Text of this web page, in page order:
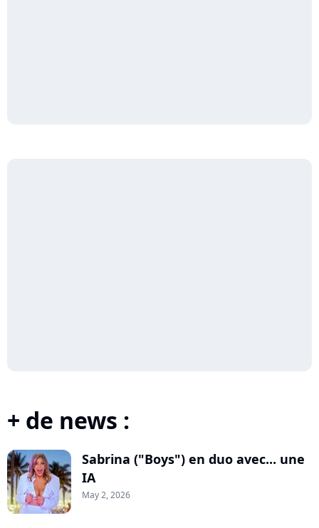
+ de news :
Sabrina ("Boys") en duo avec... une
IA
May 2, 2026